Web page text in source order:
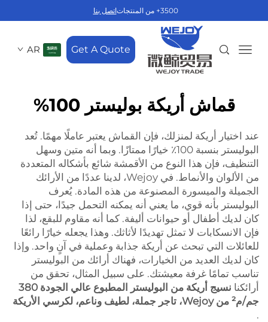
3500+ من المنتجات اتصل بنا
Get A Quote
AR
قماش أريكة بوليستر 100%
عند اختيار أريكة لمنزلك، فإن القماش يعتبر عاملًا مهمًا. تُعد
البوليستر بنسبة 100٪ خيارًا ممتازًا. وبما أنه متين وسهل
التنظيف، فإن هذا النوع من الأقمشة شائع بأشكاله المتعددة
من الألوان والأنماط. في Wejoy، لدينا عددًا من الأرائك
الجميلة والميسورة المصنوعة من هذه المادة. يُعرف
البوليستر بأنه قوي، ما يعني أنه يمكنه التحمل جيدًا، حتى إذا
كان لديك أطفال أو حيوانات أليفة. كما أنه مقاوم للبقع، لذا
فإن الانسكابات لا تمثل تهديدًا لأثاثك. وهذا يجعله خيارًا رائعًا
للعائلات التي تبحث عن أريكة جذابة وعملية في آنٍ واحد. وإذا
كان لديك العديد من الخيارات، فهناك أرائك من البوليستر
تناسب تمامًا غرفة معيشتك. على سبيل المثال، تحقق من
أرائكنا
نسيج أريكة من البوليستر المطبوع عالي الجودة 380
جم/م² من Wejoy، تاجر جملة، لطيف وناعم، لكرسي الأريكة
.